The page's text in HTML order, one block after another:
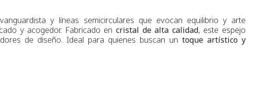
y líneas semicirculares que evocan equilibrio y arte
y acogedor. Fabricado encristal de alta calidad, este espejo
de diseño. Ideal para quienes buscan untoque artístico y